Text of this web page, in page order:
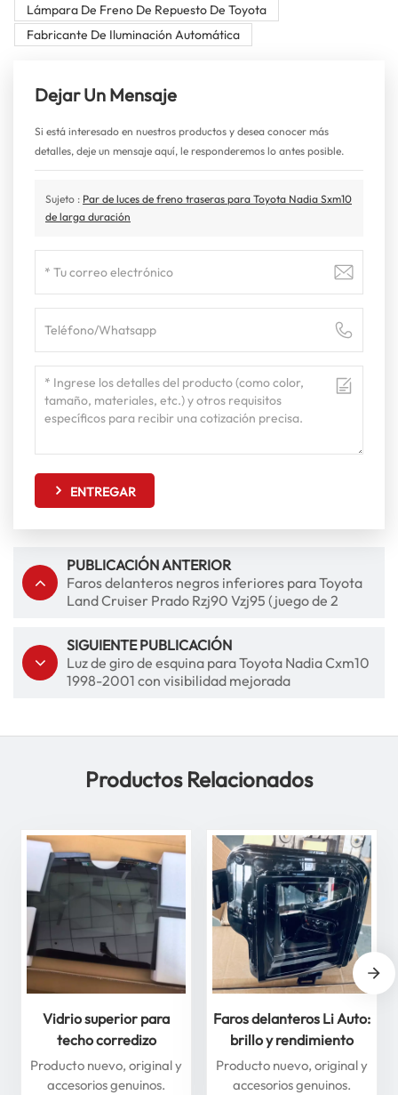
Lámpara De Freno De Repuesto De Toyota
Fabricante De Iluminación Automática
Dejar Un Mensaje
Si está interesado en nuestros productos y desea conocer más
detalles, deje un mensaje aquí, le responderemos lo antes posible.
Sujeto : Par de luces de freno traseras para Toyota Nadia Sxm10
de larga duración
ENTREGAR
PUBLICACIÓN ANTERIOR
Faros delanteros negros inferiores para Toyota
Land Cruiser Prado Rzj90 Vzj95 (juego de 2
SIGUIENTE PUBLICACIÓN
Luz de giro de esquina para Toyota Nadia Cxm10
1998-2001 con visibilidad mejorada
Productos Relacionados
Vidrio superior para
techo corredizo
delantero y trasero para
Li Auto Serie L: mejore
Producto nuevo, original y
accesorios genuinos.
Faros delanteros Li Auto:
brillo y rendimiento
superiores para máxima
seguridad
Producto nuevo, original y
accesorios genuinos.